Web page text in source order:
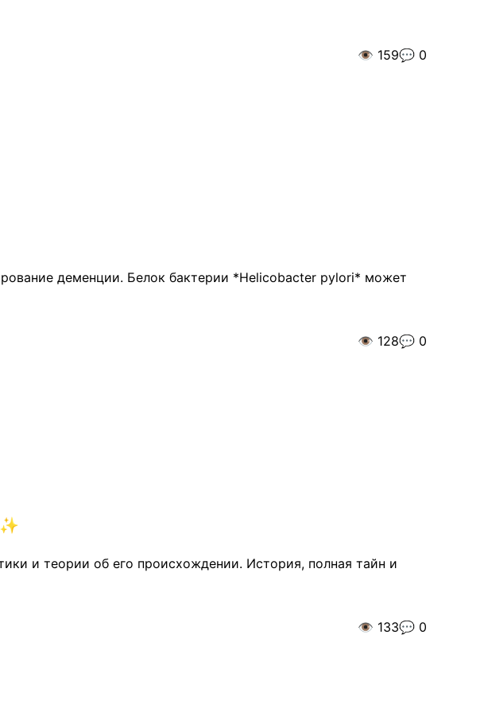
👁️ 159💬 0
деменции. Белок бактерии *Helicobacter pylori* может
👁️ 128💬 0
и теории об его происхождении. История, полная тайн и
👁️ 133💬 0